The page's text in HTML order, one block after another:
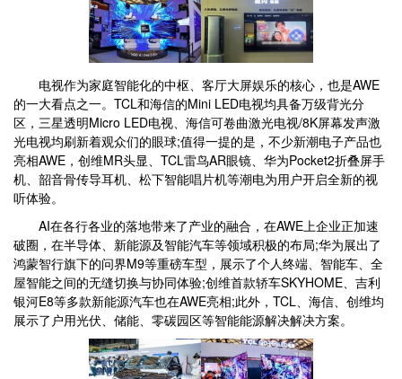
电视作为家庭智能化的中枢、客厅大屏娱乐的核心，也是AWE
的一大看点之一。TCL和海信的Mini LED电视均具备万级背光分
区，三星透明Micro LED电视、海信可卷曲激光电视/8K屏幕发声激
光电视均刷新着观众们的眼球;值得一提的是，不少新潮电子产品也
亮相AWE，创维MR头显、TCL雷鸟AR眼镜、华为Pocket2折叠屏手
机、韶音骨传导耳机、松下智能唱片机等潮电为用户开启全新的视
听体验。
AI在各行各业的落地带来了产业的融合，在AWE上企业正加速
破圈，在半导体、新能源及智能汽车等领域积极的布局;华为展出了
鸿蒙智行旗下的问界M9等重磅车型，展示了个人终端、智能车、全
屋智能之间的无缝切换与协同体验;创维首款轿车SKYHOME、吉利
银河E8等多款新能源汽车也在AWE亮相;此外，TCL、海信、创维均
展示了户用光伏、储能、零碳园区等智能能源解决解决方案。